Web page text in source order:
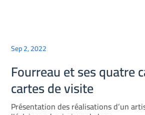
Sep 2, 2022
Fourreau et ses quatre
cartes de visite
Présentation des réalisations d’un